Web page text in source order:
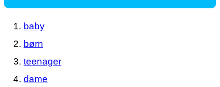
baby
børn
teenager
dame